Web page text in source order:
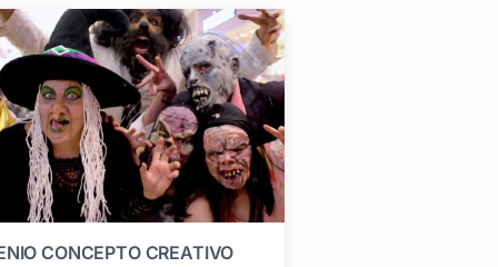
CONCEPTO CREATIVO